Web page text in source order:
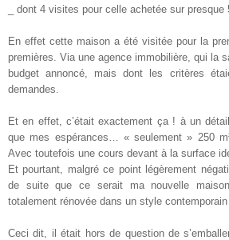
_ dont 4 visites pour celle achetée sur presque
En effet cette maison a été visitée pour la
premières. Via une agence immobilière, qui la
budget annoncé, mais dont les critères
demandes.
Et en effet, c’était exactement ça ! à un
que mes espérances… « seulement » 250
Avec toutefois une cours devant à la surface
Et pourtant, malgré ce point légèrement
de suite que ce serait ma nouvelle
totalement rénovée dans un style contemporain
Ceci dit, il était hors de question de